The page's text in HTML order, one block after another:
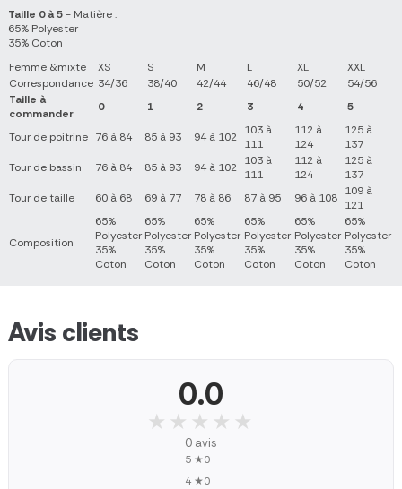
Taille 0 à 5- Matière :
65% Polyester
35% Coton
Femme &mixte
XS S M L XL
XXL
Correspondance 34/36 38/40 42/44 46/48 50/52
54/56
Taille à
commander
0 1 2 3 4 5
Tour de poitrine 76 à 84 85 à 93 94 à 102 103 à
111
112 à
124
125 à
137
Tour de bassin
76 à 84 85 à 93 94 à 102 103 à
111
112 à
124
125 à
137
Tour de taille
60 à 68 69 à 77 78 à 86 87 à 95 96 à 108 109 à
121
Composition
65%
Polyester
35%
Coton
65%
Polyester
35%
Coton
65%
Polyester
35%
Coton
65%
Polyester
35%
Coton
65%
Polyester
35%
Coton
65%
Polyester
35%
Coton
Avis clients
0.0
★★★★★
★★★★★
0 avis
5 ★0
4 ★0